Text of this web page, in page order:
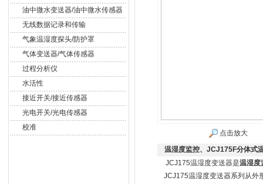
油中微水变送器/油中微水传感器
无线数据记录和传输
气象温湿度探头/防护罩
气体变送器/气体传感器
过程分析仪
水活性
接近开关/接近传感器
光电开关/光电传感器
校准
点击放大
温湿度监控、JCJ175F分体式
JCJ175温湿度变送器是温湿度
JCJ175温湿度变送器系列从外